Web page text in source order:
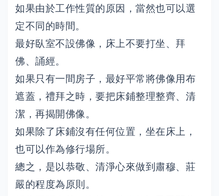
如果由於工作性質的原因，當然也可以選
定不同的時間。
最好臥室不設佛像，床上不要打坐、拜
佛、誦經。
如果只有一間房子，最好平常將佛像用布
遮蓋，禮拜之時，要把床鋪整理整齊、清
潔，再揭開佛像。
如果除了床鋪沒有任何位置，坐在床上，
也可以作為修行場所。
總之，是以恭敬、清淨心來做到肅穆、莊
嚴的程度為原則。